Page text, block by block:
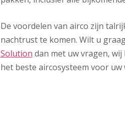
De voordelen van airco zijn
nachtrust te komen. Wilt u
Solution dan met uw vragen,
het beste aircosysteem voor